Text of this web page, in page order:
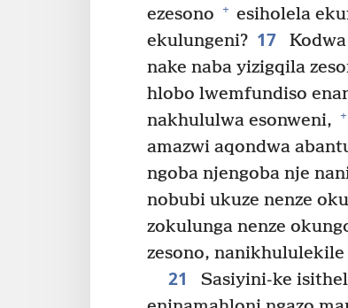
ezesono
+ esiholela
ekulungeni? 17
nake naba yizigqila
hlobo lwemfundiso
nakhululwa esonweni,
+
amazwi aqondwa
ngoba njengoba nje
nobubi ukuze nenze
zokulunga nenze
zesono,
21
Sasiyini-ke